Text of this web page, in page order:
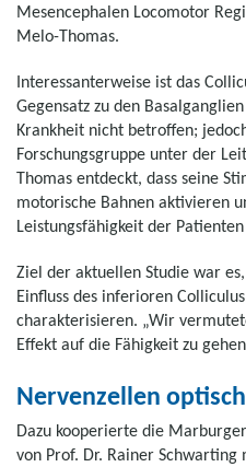
Mesencephalen Locomotor
Melo-Thomas.
Interessanterweise ist das
Gegensatz zu den
Krankheit nicht betroffen;
Forschungsgruppe unter der
Thomas entdeckt, dass seine
motorische Bahnen aktivieren
Leistungsfähigkeit der
Ziel der aktuellen Studie war
Einfluss des inferioren
charakterisieren. „Wir
Effekt auf die Fähigkeit zu
Nervenzellen
Dazu kooperierte die
von Prof. Dr. Rainer Schwarting